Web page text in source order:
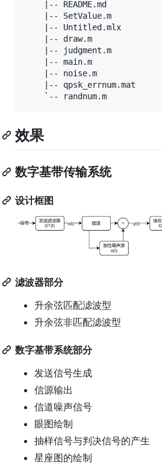
    |-- README.md							关于QPSK的说明
    |-- SetValue.m							赋值函数
    |-- Untitled.mlx
    |-- draw.m								星座图绘制
    |-- judgment.m							判决函数
    |-- main.m								主函数
    |-- noise.m								噪声函数
    |-- qpsk_errnum.mat						loadQPSK信息
效果
数字基带传输系统
设计框图
滤波器部分
升余弦匹配滤波型
升余弦非匹配滤波型
数字基带系统部分
发送信号生成
信源输出
信道噪声信号
眼图绘制
抽样信号与判决信号的产生
星座图的绘制